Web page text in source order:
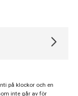
på klockor och en
inte går av för